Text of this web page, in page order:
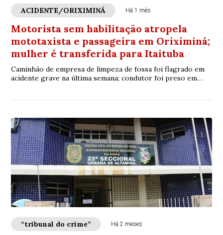
ACIDENTE/ORIXIMINÁ Há 1 mês
Motorista sem habilitação atropela
mototaxista e passageira em Oriximiná;
mulher é transferida para Itaituba
Caminhão de empresa de limpeza de fossa foi flagrado em
acidente grave na última semana; condutor foi preso em
“tribunal do crime” Há 2 meses